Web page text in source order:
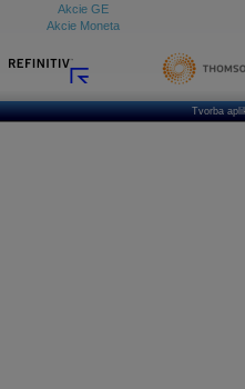
Akcie GE
Akcie Moneta
Tvorba